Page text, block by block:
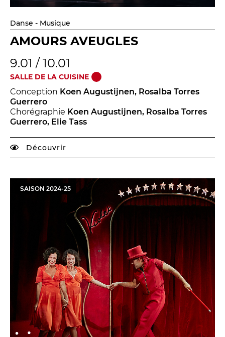
Danse - Musique
AMOURS AVEUGLES
9.01 / 10.01
SALLE DE LA CUISINE
Conception Koen Augustijnen, Rosalba Torres
Guerrero
Chorégraphie Koen Augustijnen, Rosalba Torres
Guerrero, Elie Tass
Découvrir
SAISON 2024-25